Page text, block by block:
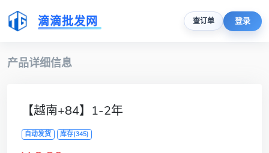
滴滴批发网 查订单 登录
产品详细信息
【越南+84】1-2年
自动发货 库存(345)